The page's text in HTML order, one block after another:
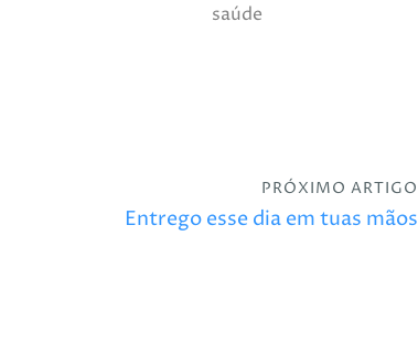
saúde
PRÓXIMO ARTIGO
Entrego esse dia em tuas mãos